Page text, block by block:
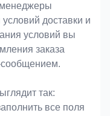
доставки и
условий вы
заказа
так:
все поля